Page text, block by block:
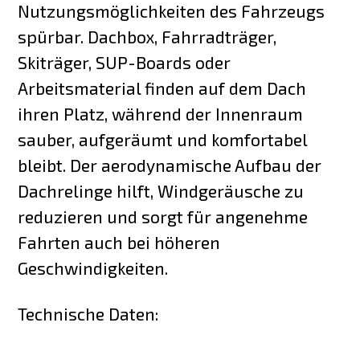
Nutzungsmöglichkeiten des Fahrzeugs
spürbar. Dachbox, Fahrradträger,
Skiträger, SUP-Boards oder
Arbeitsmaterial finden auf dem Dach
ihren Platz, während der Innenraum
sauber, aufgeräumt und komfortabel
bleibt. Der aerodynamische Aufbau der
Dachrelinge hilft, Windgeräusche zu
reduzieren und sorgt für angenehme
Fahrten auch bei höheren
Geschwindigkeiten.
Technische Daten: